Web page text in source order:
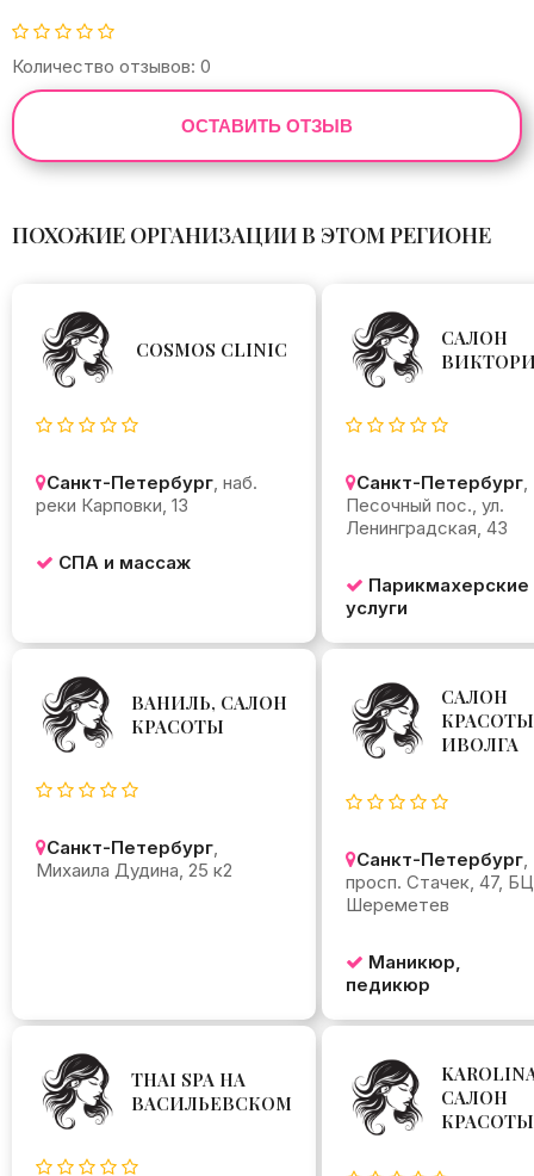
Количество отзывов: 0
ОСТАВИТЬ ОТЗЫВ
ПОХОЖИЕ ОРГАНИЗАЦИИ В ЭТОМ РЕГИОНЕ
COSMOS CLINIC
Санкт-Петербург, наб.
реки Карповки, 13
СПА и массаж
САЛОН
Санкт-Петербург,
Песочный пос., ул.
Ленинградская, 43
Парикмахерские
услуги
ВАНИЛЬ, САЛОН
КРАСОТЫ
Санкт-Петербург,
Михаила Дудина, 25 к2
САЛОН
КРАСОТЫ
ИВОЛГА
Санкт-Петербург,
просп. Стачек, 47, БЦ
Шереметев
Маникюр,
педикюр
THAI SPA НА
ВАСИЛЬЕВСКОМ
САЛОН
КРАСОТЫ